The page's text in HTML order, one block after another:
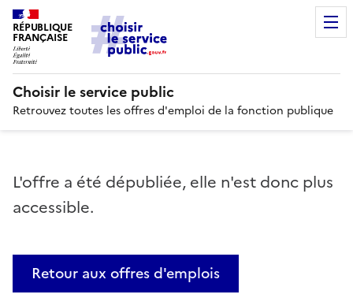
RÉPUBLIQUE
FRANÇAISE
Choisir le service public
Retrouvez toutes les offres d'emploi de la fonction publique
L'offre a été dépubliée, elle n'est donc plus
accessible.
Retour aux offres d'emplois